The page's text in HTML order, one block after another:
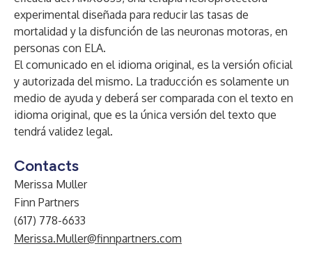
experimental diseñada para reducir las tasas de
mortalidad y la disfunción de las neuronas motoras, en
personas con ELA.
El comunicado en el idioma original, es la versión oficial
y autorizada del mismo. La traducción es solamente un
medio de ayuda y deberá ser comparada con el texto en
idioma original, que es la única versión del texto que
tendrá validez legal.
Contacts
Merissa Muller
Finn Partners
(617) 778-6633
Merissa.Muller@finnpartners.com